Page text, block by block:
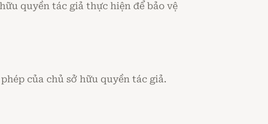
quyền tác giả thực hiện để bảo vệ
của chủ sở hữu quyền tác giả.